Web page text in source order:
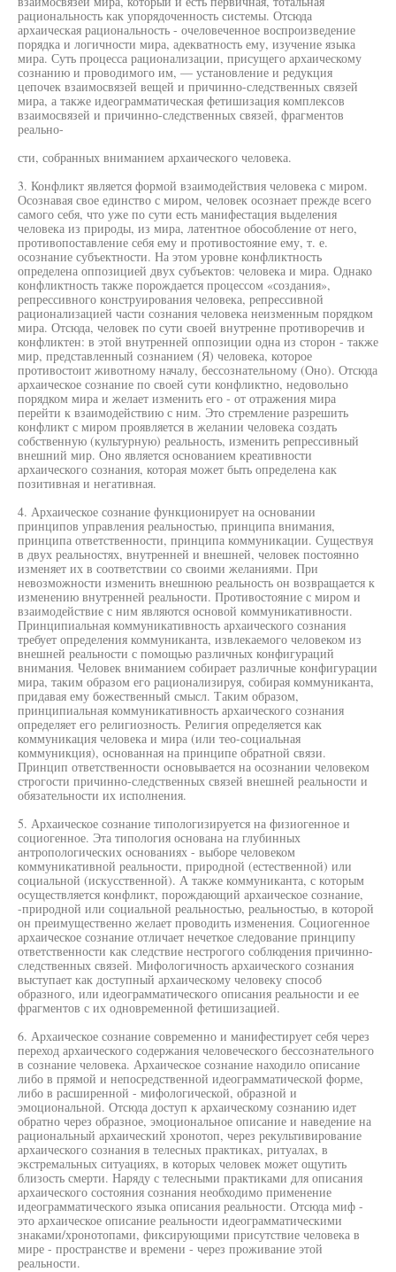
рациональность как упорядоченность системы. Отсюда
архаическая рациональность - очеловеченное воспроизведение
порядка и логичности мира, адекватность ему, изучение языка
мира. Суть процесса рационализации, присущего архаическому
сознанию и проводимого им, — установление и редукция
цепочек взаимосвязей вещей и причинно-следственных связей
мира, а также идеограмматическая фетишизация комплексов
взаимосвязей и причинно-следственных связей, фрагментов
реально-
сти, собранных вниманием архаического человека.
3. Конфликт является формой взаимодействия человека с миром.
Осознавая свое единство с миром, человек осознает прежде всего
самого себя, что уже по сути есть манифестация выделения
человека из природы, из мира, латентное обособление от него,
противопоставление себя ему и противостояние ему, т. е.
осознание субъектности. На этом уровне конфликтность
определена оппозицией двух субъектов: человека и мира. Однако
конфликтность также порождается процессом «создания»,
репрессивного конструирования человека, репрессивной
рационализацией части сознания человека неизменным порядком
мира. Отсюда, человек по сути своей внутренне противоречив и
конфликтен: в этой внутренней оппозиции одна из сторон - также
мир, представленный сознанием (Я) человека, которое
противостоит животному началу, бессознательному (Оно). Отсюда
архаическое сознание по своей сути конфликтно, недовольно
порядком мира и желает изменить его - от отражения мира
перейти к взаимодействию с ним. Это стремление разрешить
конфликт с миром проявляется в желании человека создать
собственную (культурную) реальность, изменить репрессивный
внешний мир. Оно является основанием креативности
архаического сознания, которая может быть определена как
позитивная и негативная.
4. Архаическое сознание функционирует на основании
принципов управления реальностью, принципа внимания,
принципа ответственности, принципа коммуникации. Существуя
в двух реальностях, внутренней и внешней, человек постоянно
изменяет их в соответствии со своими желаниями. При
невозможности изменить внешнюю реальность он возвращается к
изменению внутренней реальности. Противостояние с миром и
взаимодействие с ним являются основой коммуникативности.
Принципиальная коммуникативность архаического сознания
требует определения коммуниканта, извлекаемого человеком из
внешней реальности с помощью различных конфигураций
внимания. Человек вниманием собирает различные конфигурации
мира, таким образом его рационализируя, собирая коммуниканта,
придавая ему божественный смысл. Таким образом,
принципиальная коммуникативность архаического сознания
определяет его религиозность. Религия определяется как
коммуникация человека и мира (или тео-социальная
коммуникция), основанная на принципе обратной связи.
Принцип ответственности основывается на осознании человеком
строгости причинно-следственных связей внешней реальности и
обязательности их исполнения.
5. Архаическое сознание типологизируется на физиогенное и
социогенное. Эта типология основана на глубинных
антропологических основаниях - выборе человеком
коммуникативной реальности, природной (естественной) или
социальной (искусственной). А также коммуниканта, с которым
осуществляется конфликт, порождающий архаическое сознание,
-природной или социальной реальностью, реальностью, в которой
он преимущественно желает проводить изменения. Социогенное
архаическое сознание отличает нечеткое следование принципу
ответственности как следствие нестрогого соблюдения причинно-
следственных связей. Мифологичность архаического сознания
выступает как доступный архаическому человеку способ
образного, или идеограмматического описания реальности и ее
фрагментов с их одновременной фетишизацией.
6. Архаическое сознание современно и манифестирует себя через
переход архаического содержания человеческого бессознательного
в сознание человека. Архаическое сознание находило описание
либо в прямой и непосредственной идеограмматической форме,
либо в расширенной - мифологической, образной и
эмоциональной. Отсюда доступ к архаическому сознанию идет
обратно через образное, эмоциональное описание и наведение на
рациональный архаический хронотоп, через рекультивирование
архаического сознания в телесных практиках, ритуалах, в
экстремальных ситуациях, в которых человек может ощутить
близость смерти. Наряду с телесными практиками для описания
архаического состояния сознания необходимо применение
идеограмматического языка описания реальности. Отсюда миф -
это архаическое описание реальности идеограмматическими
знаками/хронотопами, фиксирующими присутствие человека в
мире - пространстве и времени - через проживание этой
реальности.